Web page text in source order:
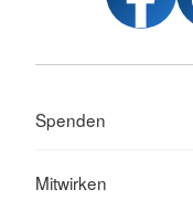
Spenden
Mitwirken